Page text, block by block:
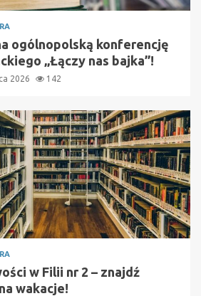
ogólnopolską konferencję
„Łączy nas bajka”!
2026 142
w Filii nr 2 – znajdź
wakacje!